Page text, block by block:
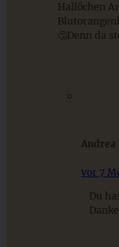
Orangen-
Hallöchen
🤔Denn da
Andrea
vor 7
Du